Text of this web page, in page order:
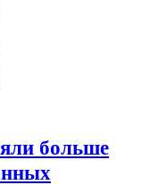
больше